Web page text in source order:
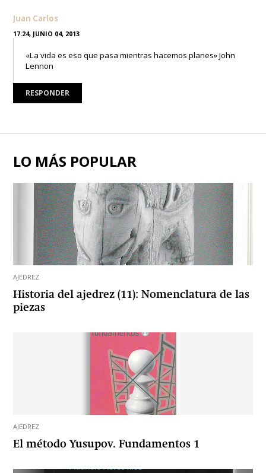
Juan Carlos
17:24, JUNIO 04, 2013
«La vida es eso que pasa mientras hacemos planes» John
Lennon
RESPONDER
LO MÁS POPULAR
AJEDREZ
Historia del ajedrez (11): Nomenclatura de las
piezas
AJEDREZ
El método Yusupov. Fundamentos 1